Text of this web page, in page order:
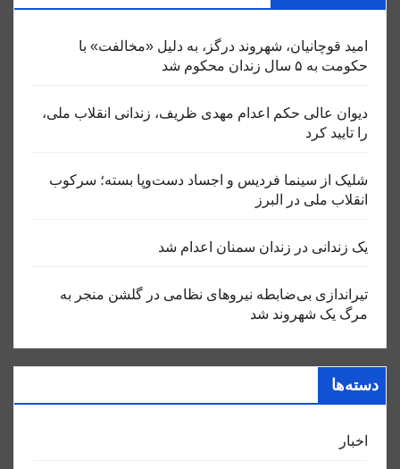
امید قوچانیان، شهروند درگز، به دلیل «مخالفت» با
حکومت به ۵ سال زندان محکوم شد
دیوان عالی حکم اعدام مهدی ظریف، زندانی انقلاب ملی،
را تایید کرد
شلیک از سینما فردیس و اجساد دست‌وپا بسته؛ سرکوب
انقلاب ملی در البرز
یک زندانی در زندان سمنان اعدام شد
تیراندازی بی‌ضابطه نیروهای نظامی در گلشن منجر به
مرگ یک شهروند شد
دسته‌ها
اخبار